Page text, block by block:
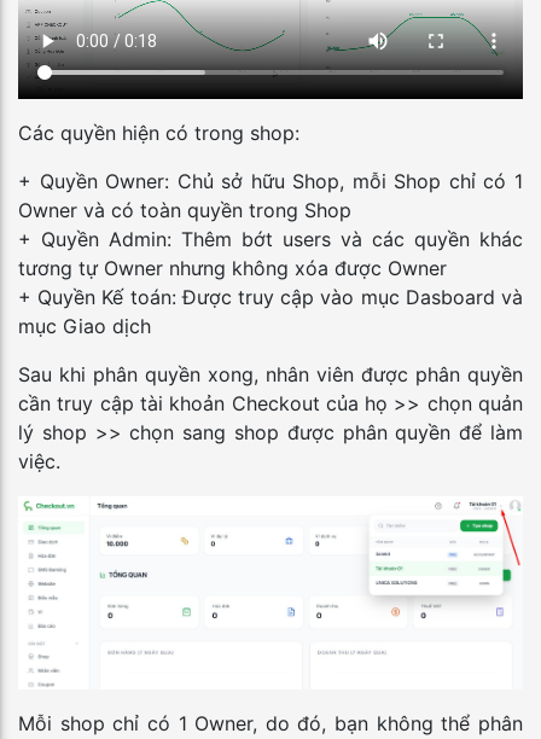
Các quyền hiện có trong shop:
+ Quyền Owner: Chủ sở hữu Shop, mỗi Shop chỉ có 1
Owner và có toàn quyền trong Shop
+ Quyền Admin: Thêm bớt users và các quyền khác
tương tự Owner nhưng không xóa được Owner
+ Quyền Kế toán: Được truy cập vào mục Dasboard và
mục Giao dịch
Sau khi phân quyền xong, nhân viên được phân quyền
cần truy cập tài khoản Checkout của họ >> chọn quản
lý shop >> chọn sang shop được phân quyền để làm
việc.
Mỗi shop chỉ có 1 Owner, do đó, bạn không thể phân